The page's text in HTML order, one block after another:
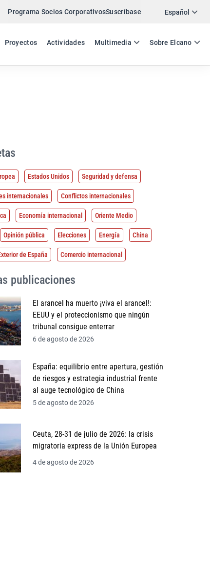
Programa Socios CorporativosSuscríbase Español
ES EN
Proyectos Actividades Multimedia Sobre Elcano
Estados Unidos Seguridad y defensa
internacionales Conflictos internacionales
Economía internacional Oriente Medio
Opinión pública Elecciones Energía China
de España Comercio internacional
publicaciones
El arancel ha muerto ¡viva el arancel!:
EEUU y el proteccionismo que ningún
tribunal consigue enterrar
6 de agosto de 2026
España: equilibrio entre apertura, gestión
de riesgos y estrategia industrial frente
al auge tecnológico de China
5 de agosto de 2026
Ceuta, 28-31 de julio de 2026: la crisis
migratoria express de la Unión Europea
4 de agosto de 2026